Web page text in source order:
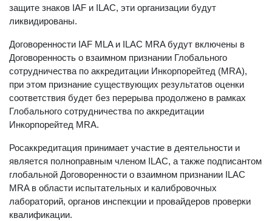
защите знаков IAF и ILAC, эти организации будут
ликвидированы.
Договоренности IAF MLA и ILAC MRA будут включены в
Договоренность о взаимном признании Глобального
сотрудничества по аккредитации Инкорпорейтед (MRA),
при этом признание существующих результатов оценки
соответствия будет без перерыва продолжено в рамках
Глобального сотрудничества по аккредитации
Инкорпорейтед MRA.
Росаккредитация принимает участие в деятельности и
является полноправным членом ILAC, а также подписантом
глобальной Договоренности о взаимном признании ILAC
MRA в области испытательных и калибровочных
лабораторий, органов инспекции и провайдеров проверки
квалификации.